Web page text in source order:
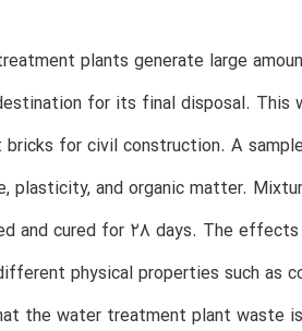
plants generate large
for its final disposal.
bricks for civil construction. A
plasticity, and organic matter.
and cured for 28 days. The
physical properties such as
the water treatment plant waste